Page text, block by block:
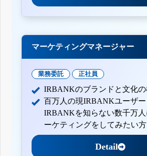
マーケティングマネージャー
業務委託 正社員
IRBANKのブランドと文化の
百万人の現IRBANKユーザ
IRBANKを知らない数千万
ーケティングをしてみたい方
Detail